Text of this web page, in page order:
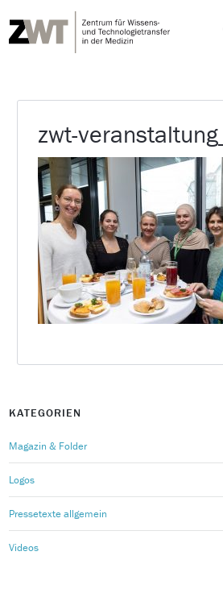
zwt-
KATEGORIEN
Magazin & Folder
Logos
Pressetexte allgemein
Videos